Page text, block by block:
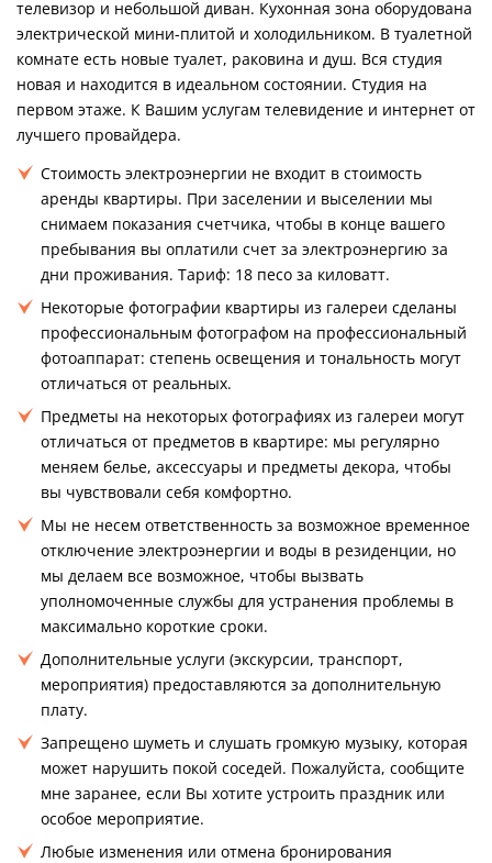
телевизор и небольшой диван. Кухонная зона оборудована
электрической мини-плитой и холодильником. В туалетной
комнате есть новые туалет, раковина и душ. Вся студия
новая и находится в идеальном состоянии. Студия на
первом этаже. К Вашим услугам телевидение и интернет от
лучшего провайдера.
Стоимость электроэнергии не входит в стоимость
аренды квартиры. При заселении и выселении мы
снимаем показания счетчика, чтобы в конце вашего
пребывания вы оплатили счет за электроэнергию за
дни проживания. Тариф: 18 песо за киловатт.
Некоторые фотографии квартиры из галереи сделаны
профессиональным фотографом на профессиональный
фотоаппарат: степень освещения и тональность могут
отличаться от реальных.
Предметы на некоторых фотографиях из галереи могут
отличаться от предметов в квартире: мы регулярно
меняем белье, аксессуары и предметы декора, чтобы
вы чувствовали себя комфортно.
Мы не несем ответственность за возможное временное
отключение электроэнергии и воды в резиденции, но
мы делаем все возможное, чтобы вызвать
уполномоченные службы для устранения проблемы в
максимально короткие сроки.
Дополнительные услуги (экскурсии, транспорт,
мероприятия) предоставляются за дополнительную
плату.
Запрещено шуметь и слушать громкую музыку, которая
может нарушить покой соседей. Пожалуйста, сообщите
мне заранее, если Вы хотите устроить праздник или
особое мероприятие.
Любые изменения или отмена бронирования